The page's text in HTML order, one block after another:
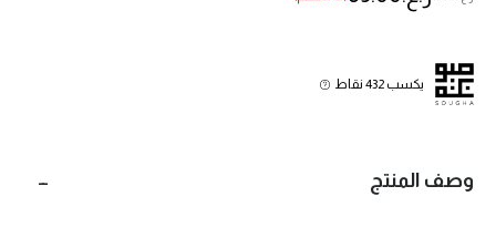
يكسب 432 نقاط
وصف المنتج